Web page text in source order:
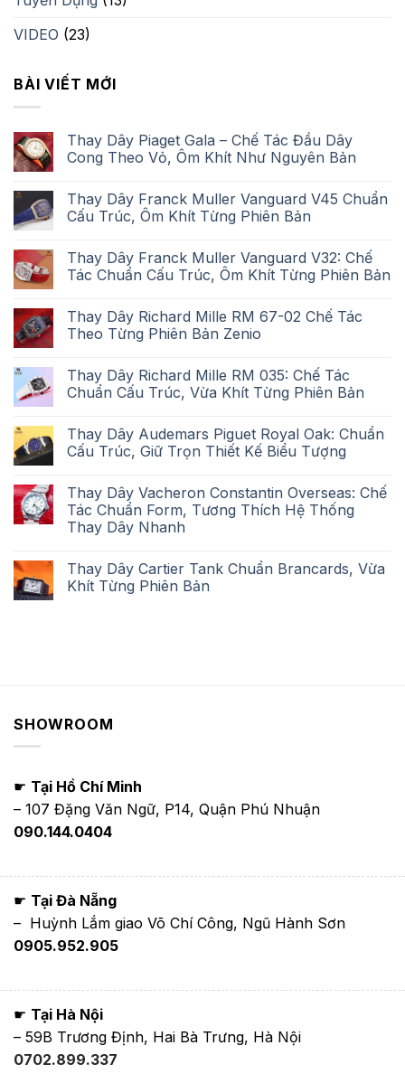
VIDEO (23)
BÀI VIẾT MỚI
Thay Dây Piaget Gala – Chế Tác Đầu Dây
Cong Theo Vỏ, Ôm Khít Như Nguyên Bản
Thay Dây Franck Muller Vanguard V45 Chuẩn
Cấu Trúc, Ôm Khít Từng Phiên Bản
Thay Dây Franck Muller Vanguard V32: Chế
Tác Chuẩn Cấu Trúc, Ôm Khít Từng Phiên Bản
Thay Dây Richard Mille RM 67-02 Chế Tác
Theo Từng Phiên Bản Zenio
Thay Dây Richard Mille RM 035: Chế Tác
Chuẩn Cấu Trúc, Vừa Khít Từng Phiên Bản
Thay Dây Audemars Piguet Royal Oak: Chuẩn
Cấu Trúc, Giữ Trọn Thiết Kế Biểu Tượng
Thay Dây Vacheron Constantin Overseas: Chế
Tác Chuẩn Form, Tương Thích Hệ Thống
Thay Dây Nhanh
Thay Dây Cartier Tank Chuẩn Brancards, Vừa
Khít Từng Phiên Bản
SHOWROOM
☛ Tại Hồ Chí Minh
– 107 Đặng Văn Ngữ, P14, Quận Phú Nhuận
090.144.0404
☛ Tại Đà Nẵng
– Huỳnh Lắm giao Võ Chí Công, Ngũ Hành Sơn
0905.952.905
☛ Tại Hà Nội
– 59B Trương Định, Hai Bà Trưng, Hà Nội
0702.899.337